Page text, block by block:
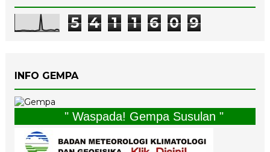
5 4 1 1 6 0 9
INFO GEMPA
" Waspada! Gempa Susulan "